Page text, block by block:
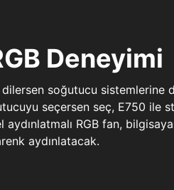
Deneyimi
dilersen soğutucu sistemlerine
seçersen seç, E750 ile
RGB fan,
aydınlatacak.